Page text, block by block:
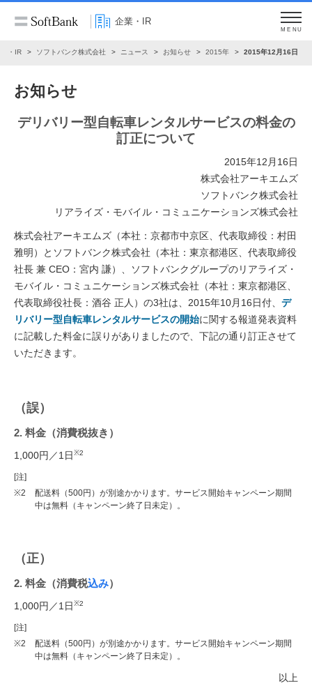
企業・IR
MENU
・IR ソフトバンク株式会社 ニュース お知らせ 2015年 2015年12月16日
お知らせ
デリバリー型自転車レンタルサービスの料金の
訂正について
2015年12月16日
株式会社アーキエムズ
ソフトバンク株式会社
リアライズ・モバイル・コミュニケーションズ株式会社
株式会社アーキエムズ（本社：京都市中京区、代表取締役：村田
雅明）とソフトバンク株式会社（本社：東京都港区、代表取締役
社長 兼 CEO：宮内 謙）、ソフトバンクグループのリアライズ・
モバイル・コミュニケーションズ株式会社（本社：東京都港区、
代表取締役社長：酒谷 正人）の3社は、2015年10月16日付、 デ
リバリー型自転車レンタルサービスの開始に関する報道発表資料
に記載した料金に誤りがありましたので、下記の通り訂正させて
いただきます。
（誤）
2. 料金（消費税抜き）
1,000円／1日※2
[注]
※2
配送料（500円）が別途かかります。サービス開始キャンペーン期間
中は無料（キャンペーン終了日未定）。
（正）
2. 料金（消費税込み）
1,000円／1日※2
[注]
※2
配送料（500円）が別途かかります。サービス開始キャンペーン期間
中は無料（キャンペーン終了日未定）。
以上